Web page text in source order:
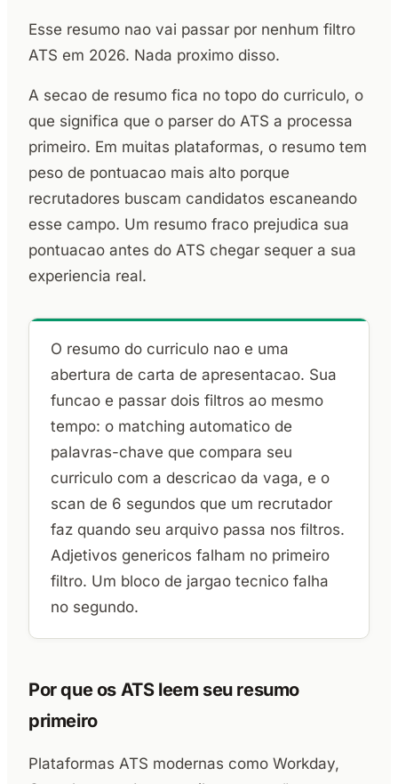
Esse resumo nao vai passar por nenhum filtro
ATS em 2026. Nada proximo disso.
A secao de resumo fica no topo do curriculo, o
que significa que o parser do ATS a processa
primeiro. Em muitas plataformas, o resumo tem
peso de pontuacao mais alto porque
recrutadores buscam candidatos escaneando
esse campo. Um resumo fraco prejudica sua
pontuacao antes do ATS chegar sequer a sua
experiencia real.
O resumo do curriculo nao e uma
abertura de carta de apresentacao. Sua
funcao e passar dois filtros ao mesmo
tempo: o matching automatico de
palavras-chave que compara seu
curriculo com a descricao da vaga, e o
scan de 6 segundos que um recrutador
faz quando seu arquivo passa nos filtros.
Adjetivos genericos falham no primeiro
filtro. Um bloco de jargao tecnico falha
no segundo.
Por que os ATS leem seu resumo
primeiro
Plataformas ATS modernas como Workday,